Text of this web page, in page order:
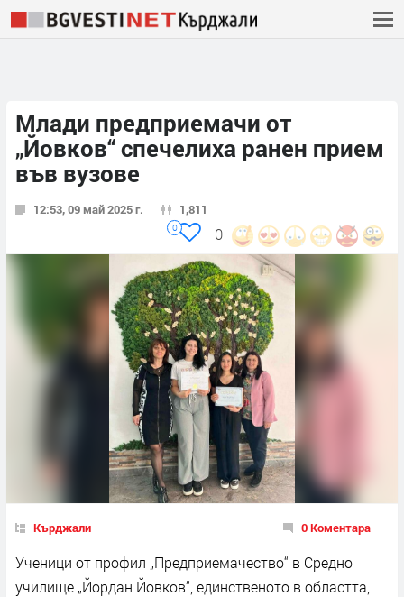
Млади предприемачи от
„Йовков“ спечелиха ранен прием
във вузове
12:53, 09 май 2025 г. 1,811
0
0
Кърджали 0 Коментара
Ученици от профил „Предприемачество“ в Средно
училище „Йордан Йовков“, единственото в областта,